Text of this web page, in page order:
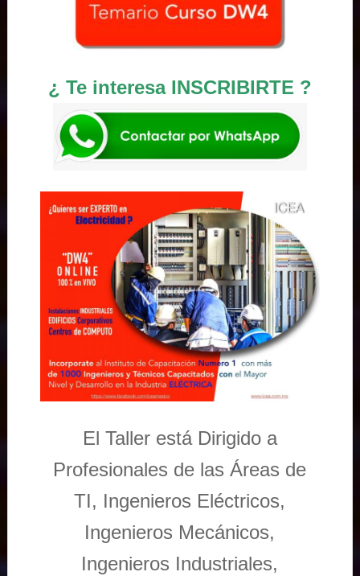
¿ Te interesa INSCRIBIRTE ?
El Taller está Dirigido a
Profesionales de las Áreas de
TI, Ingenieros Eléctricos,
Ingenieros Mecánicos,
Ingenieros Industriales,